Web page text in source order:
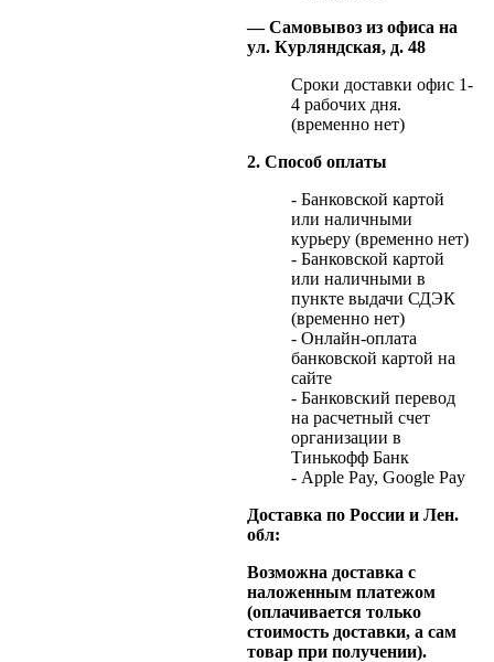
— Самовывоз из офиса на
ул. Курляндская, д. 48
Сроки доставки офис 1-
4 рабочих дня.
(временно нет)
2. Способ оплаты
- Банковской картой
или наличными
курьеру (временно нет)
- Банковской картой
или наличными в
пункте выдачи СДЭК
(временно нет)
- Онлайн-оплата
банковской картой на
сайте
- Банковский перевод
на расчетный счет
организации в
Тинькофф Банк
- Apple Pay, Google Pay
Доставка по России и Лен.
обл:
Возможна доставка с
наложенным платежом
(оплачивается только
стоимость доставки, а сам
товар при получении).